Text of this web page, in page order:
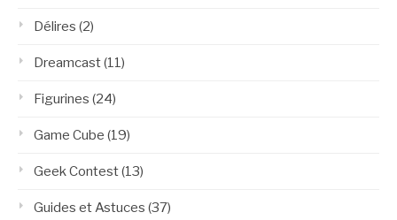
Délires (2)
Dreamcast(11)
Figurines (24)
Game Cube (19)
Geek Contest(13)
Guides et Astuces (37)